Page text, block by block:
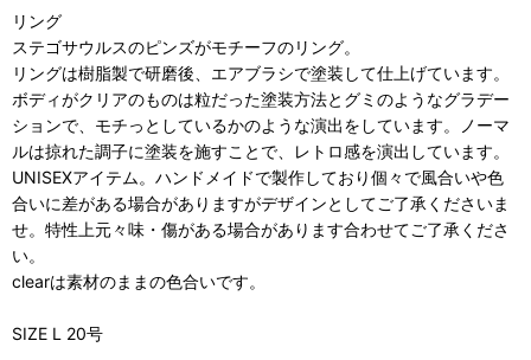
リング
ステゴサウルスのピンズがモチーフのリング。
リングは樹脂製で研磨後、エアブラシで塗装して仕上げています。
ボディがクリアのものは粒だった塗装方法とグミのようなグラデー
ションで、モチっとしているかのような演出をしています。ノーマ
ルは掠れた調子に塗装を施すことで、レトロ感を演出しています。
UNISEXアイテム。ハンドメイドで製作しており個々で風合いや色
合いに差がある場合がありますがデザインとしてご了承くださいま
せ。特性上元々味・傷がある場合があります合わせてご了承くださ
い。
clearは素材のままの色合いです。
SIZE L 20号